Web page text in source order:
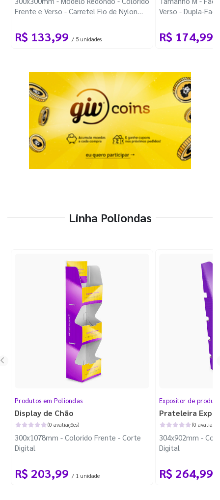
Frente e Verso - Carretel Fio de Nylon
R$ 133,99 / 5 unidades
Verso - Dupla-
R$ 174,99
Linha Poliondas
Produtos em Poliondas
Display de Chão
(0 avaliações)
300x1078mm - Colorido Frente - Corte
Digital
R$ 203,99 / 1 unidade
Expositor de
Prateleira
(0
304x902mm -
Digital
R$ 264,99